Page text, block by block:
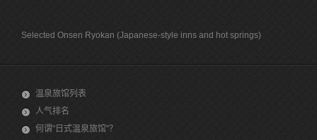
Selected Onsen Ryokan (Japanese-style inns and hot springs)
温泉旅馆列表
人气排名
何谓"日式温泉旅馆"？